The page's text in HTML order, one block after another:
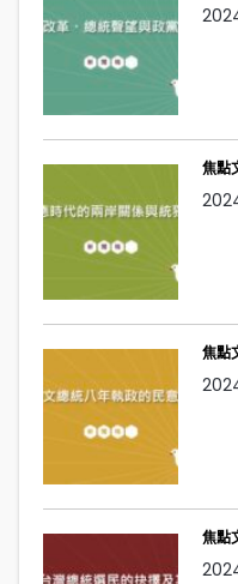
焦點
焦點
焦點